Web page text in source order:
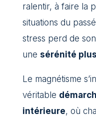
ralentir, à faire la
situations du
stress perd de
une sérénité
Le magnétisme
véritable
intérieure, où